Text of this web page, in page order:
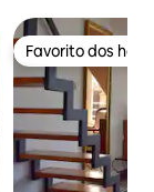
Favorito dos
Favorito dos